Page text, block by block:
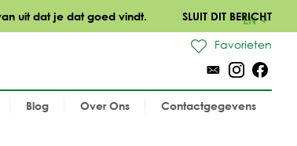
uit dat je dat goed vindt. SLUIT DIT BERICHT
EN
Favorieten
Blog Over Ons Contactgegevens